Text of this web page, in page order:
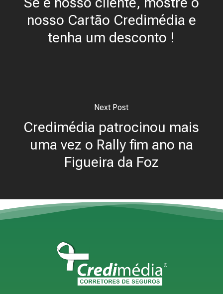
nosso Cartão Credimédia e
tenha um desconto !
Next Post
Credimédia patrocinou mais
uma vez o Rally fim ano na
Figueira da Foz